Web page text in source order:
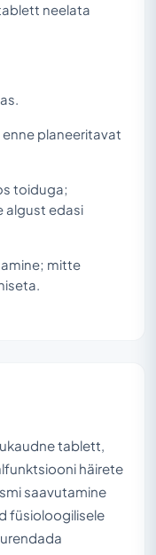
neelata
planeeritavat
toiduga;
algust edasi
mitte
tablett,
häirete
saavutamine
füsioloogilisele